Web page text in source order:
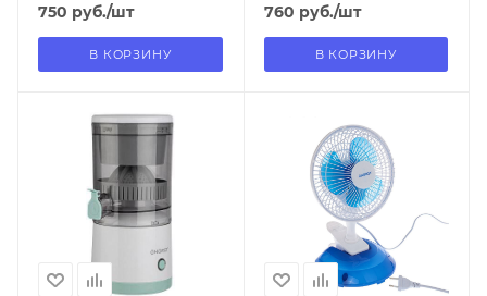
750 руб./шт
В КОРЗИНУ
760 руб./шт
В КОРЗИНУ
Отправим
13.08.2026
В наличии в пункте
самовывоза
11.08.2026
В наличии в пункте
самовывоза